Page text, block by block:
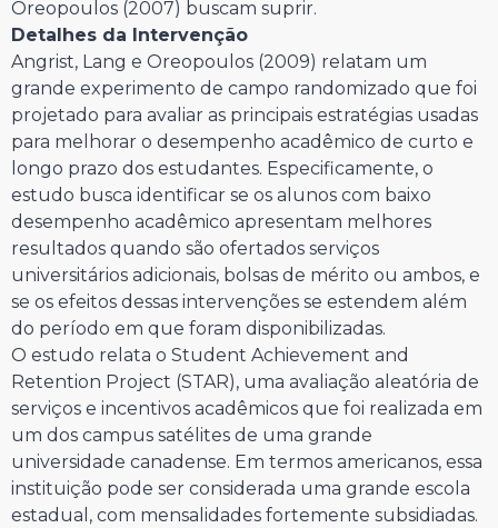
Oreopoulos (2007) buscam suprir.
Detalhes da Intervenção
Angrist, Lang e Oreopoulos (2009) relatam um
grande experimento de campo randomizado que foi
projetado para avaliar as principais estratégias usadas
para melhorar o desempenho acadêmico de curto e
longo prazo dos estudantes. Especificamente, o
estudo busca identificar se os alunos com baixo
desempenho acadêmico apresentam melhores
resultados quando são ofertados serviços
universitários adicionais, bolsas de mérito ou ambos, e
se os efeitos dessas intervenções se estendem além
do período em que foram disponibilizadas.
O estudo relata o Student Achievement and
Retention Project (STAR), uma avaliação aleatória de
serviços e incentivos acadêmicos que foi realizada em
um dos campus satélites de uma grande
universidade canadense. Em termos americanos, essa
instituição pode ser considerada uma grande escola
estadual, com mensalidades fortemente subsidiadas.